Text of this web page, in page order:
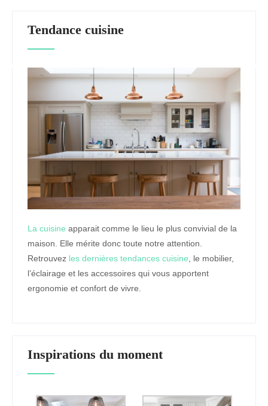
Tendance cuisine
La cuisine apparait comme le lieu le plus convivial de la
maison. Elle mérite donc toute notre attention.
Retrouvez les dernières tendances cuisine , le mobilier,
l’éclairage et les accessoires qui vous apportent
ergonomie et confort de vivre.
Inspirations du moment